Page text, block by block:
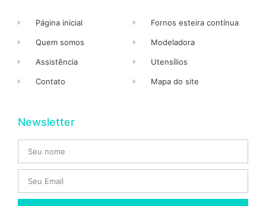
Página inicial
Quem somos
Assistência
Contato
Fornos esteira contínua
Modeladora
Utensílios
Mapa do site
Newsletter